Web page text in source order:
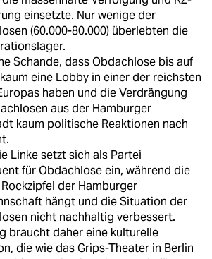
einsetzte. Nur wenige der
(60.000-80.000) überlebten die
Schande, dass Obdachlose bis auf
eine Lobby in einer der reichsten
haben und die Verdrängung
aus der Hamburger
kaum politische Reaktionen nach
Linke setzt sich als Partei
für Obdachlose ein, während die
Rockzipfel der Hamburger
hängt und die Situation der
nicht nachhaltig verbessert.
braucht daher eine kulturelle
die wie das Grips-Theater in Berlin